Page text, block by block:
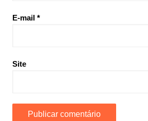
E-mail *
Site